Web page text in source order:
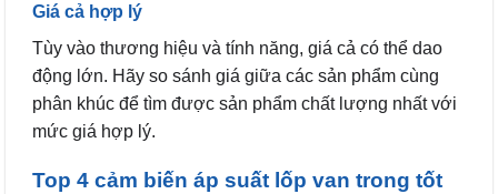
Giá cả hợp lý
Tùy vào thương hiệu và tính năng, giá cả có thể dao
động lớn. Hãy so sánh giá giữa các sản phẩm cùng
phân khúc để tìm được sản phẩm chất lượng nhất với
mức giá hợp lý.
Top 4 cảm biến áp suất lốp van trong tốt